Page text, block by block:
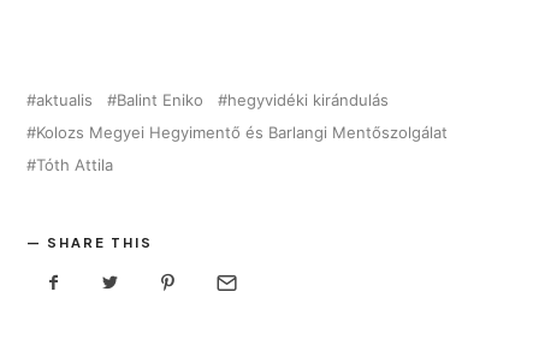
aktualis Balint Eniko
hegyvidéki kirándulás
Kolozs Megyei Hegyimentő és Barlangi Mentőszolgálat
Tóth Attila
SHARE THIS